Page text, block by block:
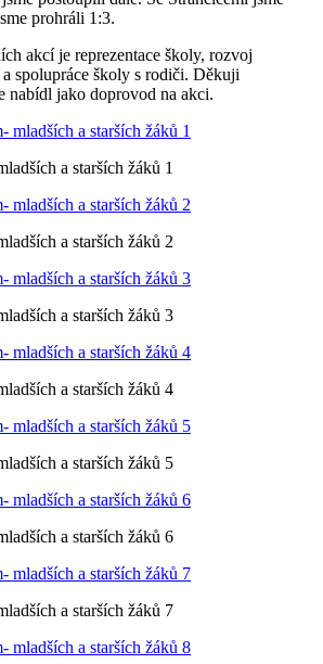
prohráli 1:3.
akcí je reprezentace školy, rozvoj
spolupráce školy s rodiči. Děkuji
nabídl jako doprovod na akci.
a starších žáků 1
a starších žáků 2
a starších žáků 3
a starších žáků 4
a starších žáků 5
a starších žáků 6
a starších žáků 7